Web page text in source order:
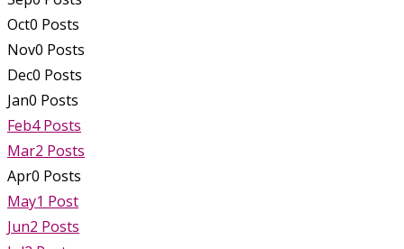
Oct0 Posts
Nov0 Posts
Dec0 Posts
Jan0 Posts
Feb4 Posts
Mar2 Posts
Apr0 Posts
May1 Post
Jun2 Posts